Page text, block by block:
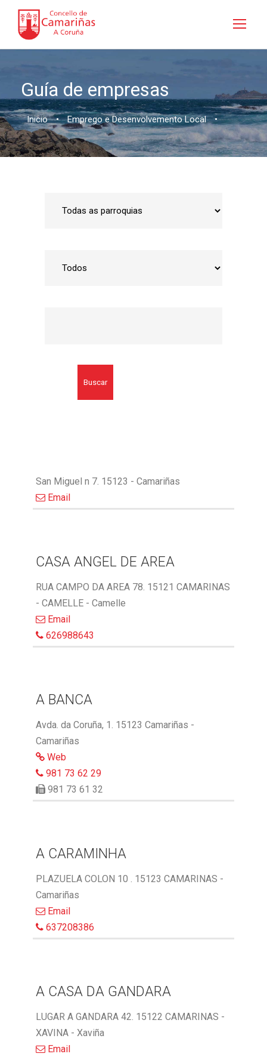
Guía de empresas
Inicio • Emprego e Desenvolvemento Local •
Buscar
San Miguel n 7. 15123 - Camariñas
Email
CASA ANGEL DE AREA
RUA CAMPO DA AREA 78. 15121 CAMARINAS
- CAMELLE - Camelle
Email
626988643
A BANCA
Avda. da Coruña, 1. 15123 Camariñas -
Camariñas
Web
981 73 62 29
981 73 61 32
A CARAMINHA
PLAZUELA COLON 10 . 15123 CAMARINAS -
Camariñas
Email
637208386
A CASA DA GANDARA
LUGAR A GANDARA 42. 15122 CAMARINAS -
XAVINA - Xaviña
Email